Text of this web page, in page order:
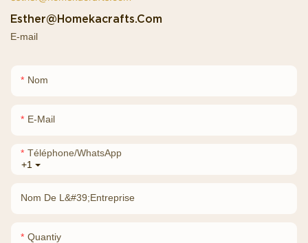
Esther@homekacrafts.com
E-mail
Nom
E-Mail
+1
Téléphone/WhatsApp
Nom De L&#39;entreprise
Quantiy